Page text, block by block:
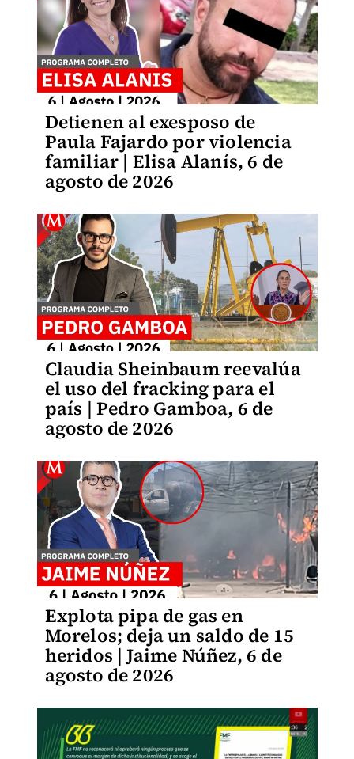
Detienen al exesposo de
Paula Fajardo por violencia
familiar | Elisa Alanís, 6 de
agosto de 2026
Claudia Sheinbaum reevalúa
el uso del fracking para el
país | Pedro Gamboa, 6 de
agosto de 2026
Explota pipa de gas en
Morelos; deja un saldo de 15
heridos | Jaime Núñez, 6 de
agosto de 2026